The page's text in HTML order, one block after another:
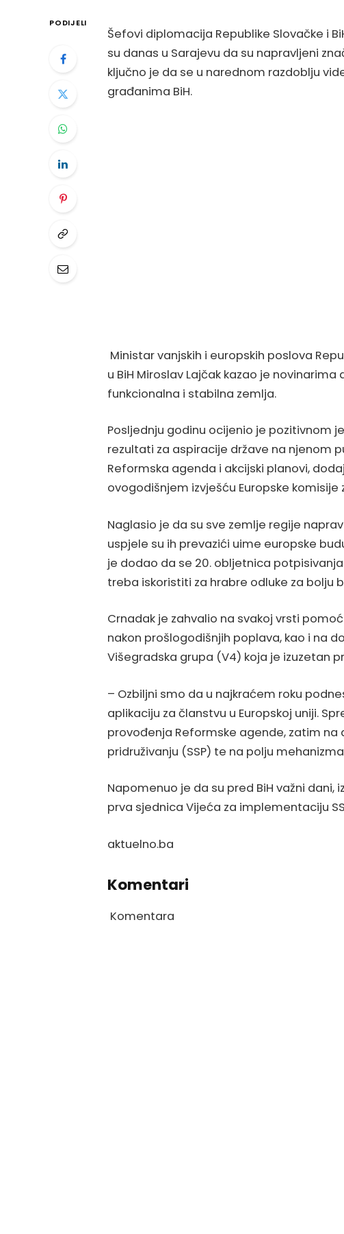
PODIJELI
Šefovi diplomacija Republike Slovačke i
su danas u Sarajevu da su napravljeni
ključno je da se u narednom razdoblju
građanima BiH.
Ministar vanjskih i europskih poslova
u BiH Miroslav Lajčak kazao je
funkcionalna i stabilna zemlja.
Posljednju godinu ocijenio je pozitivnom
rezultati za aspiracije države na njenom
Reformska agenda i akcijski planovi,
ovogodišnjem izvješću Europske komisije
Naglasio je da su sve zemlje regije
uspjele su ih prevazići uime europske
je dodao da se 20. obljetnica
treba iskoristiti za hrabre odluke za bolju
Crnadak je zahvalio na svakoj vrsti
nakon prošlogodišnjih poplava, kao i na
Višegradska grupa (V4) koja je izuzetan
– Ozbiljni smo da u najkraćem roku
aplikaciju za članstvu u Europskoj uniji.
provođenja Reformske agende, zatim
pridruživanju (SSP) te na polju
Napomenuo je da su pred BiH važni
prva sjednica Vijeća za implementaciju
aktuelno.ba
Komentari
Komentara